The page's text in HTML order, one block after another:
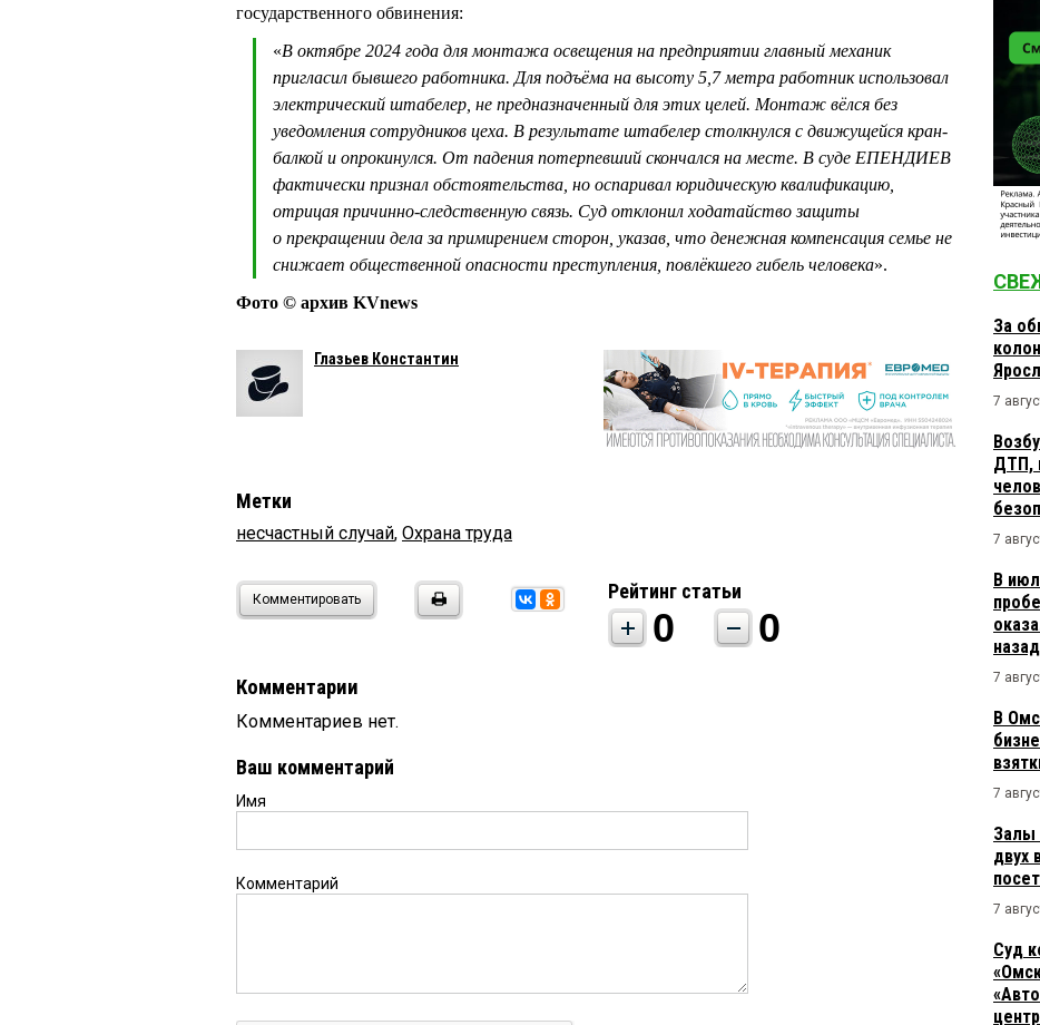
государственного обвинения:
«В октябре 2024 года для монтажа освещения на предприятии главный механик
пригласил бывшего работника. Для подъёма на высоту 5,7 метра работник использовал
электрический штабелер, не предназначенный для этих целей. Монтаж вёлся без
уведомления сотрудников цеха. В результате штабелер столкнулся с движущейся кран-
балкой и опрокинулся. От падения потерпевший скончался на месте. В суде ЕПЕНДИЕВ
фактически признал обстоятельства, но оспаривал юридическую квалификацию,
отрицая причинно-следственную связь. Суд отклонил ходатайство защиты
о прекращении дела за примирением сторон, указав, что денежная компенсация семье не
снижает общественной опасности преступления, повлёкшего гибель человека».
Фото © архив KVnews
Глазьев Константин
Метки
несчастный случай, Охрана труда
Комментировать Рейтинг статьи
0 0
Комментарии
Комментариев нет.
Ваш комментарий
Имя
Комментарий
За
7
ДТП,
7
В
назад
7
В
7
Залы
двух
7
Суд